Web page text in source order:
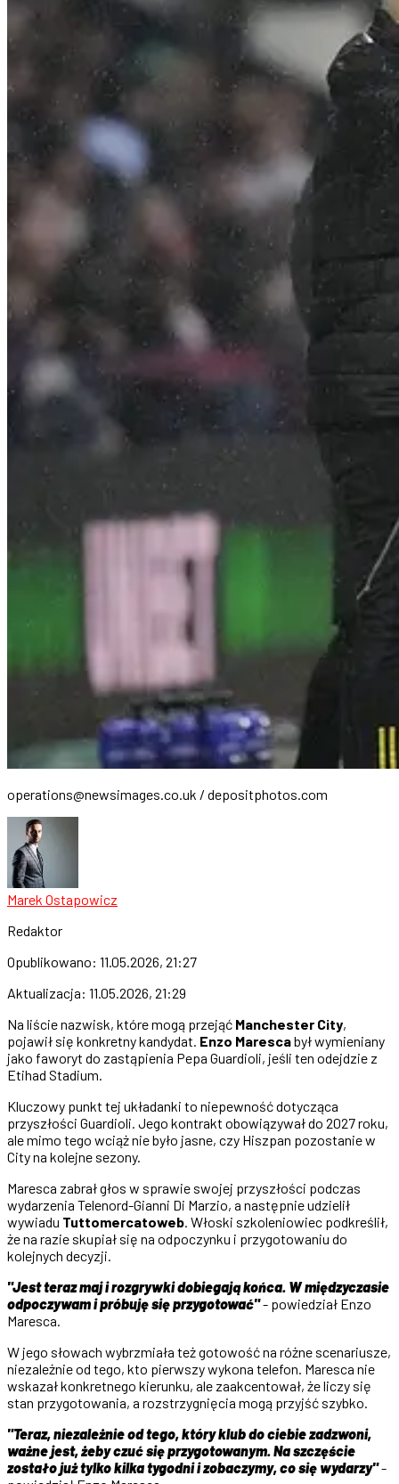
operations@newsimages.co.uk / depositphotos.com
Marek Ostapowicz
Redaktor
Opublikowano: 11.05.2026, 21:27
Aktualizacja: 11.05.2026, 21:29
Na liście nazwisk, które mogą przejąć Manchester City,
pojawił się konkretny kandydat. Enzo Marescabył wymieniany
jako faworyt do zastąpienia Pepa Guardioli, jeśli ten odejdzie z
Etihad Stadium.
Kluczowy punkt tej układanki to niepewność dotycząca
przyszłości Guardioli. Jego kontrakt obowiązywał do 2027 roku,
ale mimo tego wciąż nie było jasne, czy Hiszpan pozostanie w
City na kolejne sezony.
Maresca zabrał głos w sprawie swojej przyszłości podczas
wydarzenia Telenord-Gianni Di Marzio, a następnie udzielił
wywiadu Tuttomercatoweb. Włoski szkoleniowiec podkreślił,
że na razie skupiał się na odpoczynku i przygotowaniu do
kolejnych decyzji.
"Jest teraz maj i rozgrywki dobiegają końca. W międzyczasie
odpoczywam i próbuję się przygotować"- powiedział Enzo
Maresca.
W jego słowach wybrzmiała też gotowość na różne scenariusze,
niezależnie od tego, kto pierwszy wykona telefon. Maresca nie
wskazał konkretnego kierunku, ale zaakcentował, że liczy się
stan przygotowania, a rozstrzygnięcia mogą przyjść szybko.
"Teraz, niezależnie od tego, który klub do ciebie zadzwoni,
ważne jest, żeby czuć się przygotowanym. Na szczęście
zostało już tylko kilka tygodni i zobaczymy, co się wydarzy"-